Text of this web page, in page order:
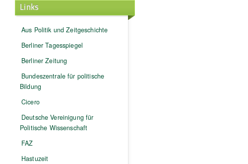
Links
Aus Politik und Zeitgeschichte
Berliner Tagesspiegel
Berliner Zeitung
Bundeszentrale für politische
Bildung
Cicero
Deutsche Vereinigung für
Politische Wissenschaft
FAZ
Hastuzeit